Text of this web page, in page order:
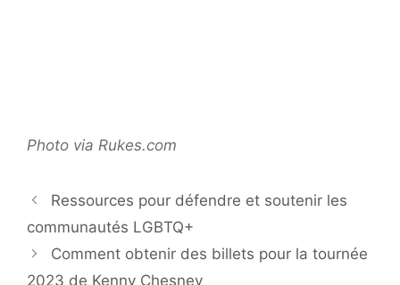
Photo via Rukes.com
Ressources pour défendre et soutenir les
communautés LGBTQ+
Comment obtenir des billets pour la tournée
2023 de Kenny Chesney